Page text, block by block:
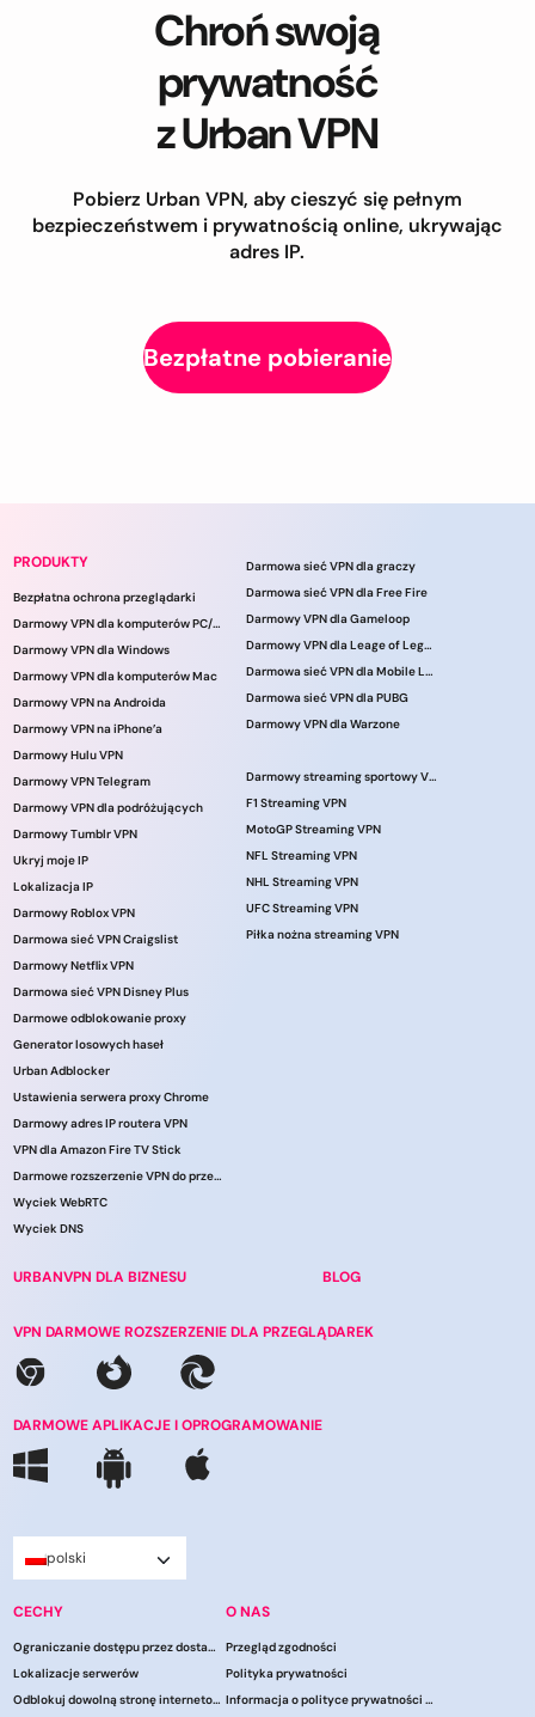
Chroń swoją
prywatność
z Urban VPN
Pobierz Urban VPN, aby cieszyć się pełnym
bezpieczeństwem i prywatnością online, ukrywając
adres IP.
Bezpłatne pobieranie
PRODUKTY
Bezpłatna ochrona przeglądarki
Darmowy VPN dla komputerów PC/laptopów
Darmowy VPN dla Windows
Darmowy VPN dla komputerów Mac
Darmowy VPN na Androida
Darmowy VPN na iPhone’a
Darmowy Hulu VPN
Darmowy VPN Telegram
Darmowy VPN dla podróżujących
Darmowy Tumblr VPN
Ukryj moje IP
Lokalizacja IP
Darmowy Roblox VPN
Darmowa sieć VPN Craigslist
Darmowy Netflix VPN
Darmowa sieć VPN Disney Plus
Darmowe odblokowanie proxy
Generator losowych haseł
Urban Adblocker
Ustawienia serwera proxy Chrome
Darmowy adres IP routera VPN
VPN dla Amazon Fire TV Stick
Darmowe rozszerzenie VPN do przeglądarki
Wyciek WebRTC
Wyciek DNS
URBANVPN DLA BIZNESU
Darmowa sieć VPN dla graczy
Darmowa sieć VPN dla Free Fire
Darmowy VPN dla Gameloop
Darmowy VPN dla Leage of Legends
Darmowa sieć VPN dla Mobile Legends
Darmowa sieć VPN dla PUBG
Darmowy VPN dla Warzone
Darmowy streaming sportowy VPN
F1 Streaming VPN
MotoGP Streaming VPN
NFL Streaming VPN
NHL Streaming VPN
UFC Streaming VPN
Piłka nożna streaming VPN
BLOG
VPN DARMOWE ROZSZERZENIE DLA PRZEGLĄDAREK
DARMOWE APLIKACJE I OPROGRAMOWANIE
polski
CECHY
Ograniczanie dostępu przez dostawców usług internetowych
Lokalizacje serwerów
Odblokuj dowolną stronę internetową
O NAS
Przegląd zgodności
Polityka prywatności
Informacja o polityce prywatności CCPA